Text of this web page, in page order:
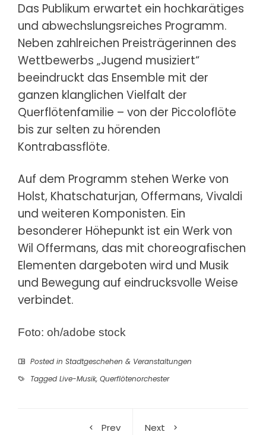
Das Publikum erwartet ein hochkarätiges
und abwechslungsreiches Programm.
Neben zahlreichen Preisträgerinnen des
Wettbewerbs „Jugend musiziert“
beeindruckt das Ensemble mit der
ganzen klanglichen Vielfalt der
Querflötenfamilie – von der Piccoloflöte
bis zur selten zu hörenden
Kontrabassflöte.
Auf dem Programm stehen Werke von
Holst, Khatschaturjan, Offermans, Vivaldi
und weiteren Komponisten. Ein
besonderer Höhepunkt ist ein Werk von
Wil Offermans, das mit choreografischen
Elementen dargeboten wird und Musik
und Bewegung auf eindrucksvolle Weise
verbindet.
Foto: oh/adobe stock
Posted in Stadtgeschehen & Veranstaltungen
Tagged Live-Musik, Querflötenorchester
Prev
Next